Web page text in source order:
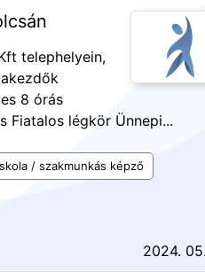
telephelyein,
8 órás
Fiatalos légkör Ünnepi...
/ szakmunkás képző
2024.